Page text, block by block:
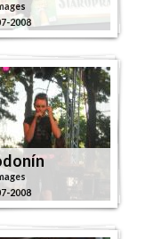
2008
2008